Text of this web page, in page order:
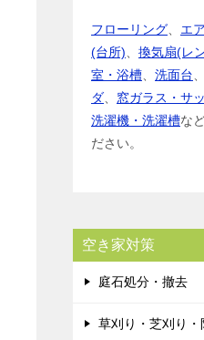
フローリング エ
(台所)
換気扇(レ
室・浴槽
洗面台
ダ
窓ガラス・サ
洗濯機・洗濯槽な
ださい。
空き家対策
庭石処分・撤去
草刈り・芝刈り・